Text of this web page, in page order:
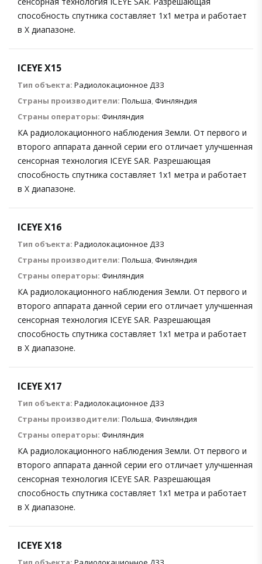
способность спутника составляет 1х1 метра и работает
в X диапазоне.
ICEYE X15
Тип объекта: Радиолокационное ДЗЗ
Страны производители: Польша,Финляндия
Страны операторы: Финляндия
КА радиолокационного наблюдения Земли. От первого и
второго аппарата данной серии его отличает улучшенная
сенсорная технология ICEYE SAR. Разрешающая
способность спутника составляет 1х1 метра и работает
в X диапазоне.
ICEYE X16
Тип объекта: Радиолокационное ДЗЗ
Страны производители: Польша,Финляндия
Страны операторы: Финляндия
КА радиолокационного наблюдения Земли. От первого и
второго аппарата данной серии его отличает улучшенная
сенсорная технология ICEYE SAR. Разрешающая
способность спутника составляет 1х1 метра и работает
в X диапазоне.
ICEYE X17
Тип объекта: Радиолокационное ДЗЗ
Страны производители: Польша,Финляндия
Страны операторы: Финляндия
КА радиолокационного наблюдения Земли. От первого и
второго аппарата данной серии его отличает улучшенная
сенсорная технология ICEYE SAR. Разрешающая
способность спутника составляет 1х1 метра и работает
в X диапазоне.
ICEYE X18